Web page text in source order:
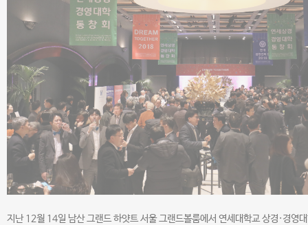
지난 12월 14일 남산 그랜드 하얏트 서울 그랜드볼룸에서 연세대학교 상경·경영